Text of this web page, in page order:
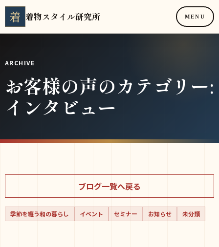
着 着物スタイル研究所 MENU
ARCHIVE
お客様の声のカテゴリー:
インタビュー
ブログ一覧へ戻る
季節を纏う和の暮らし イベント セミナー お知らせ 未分類